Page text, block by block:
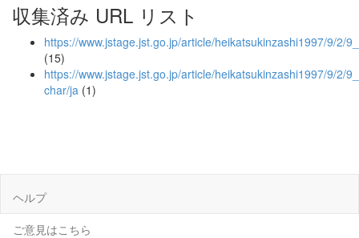
収集済み URL リスト
https://www.jstage.jst.go.jp/article/heikatsukinzashi1997/9/2/
(15)
https://www.jstage.jst.go.jp/article/heikatsukinzashi1997/9/2/
char/ja (1)
ヘルプ
ご意見はこちら